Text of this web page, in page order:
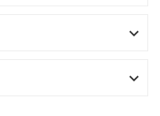

